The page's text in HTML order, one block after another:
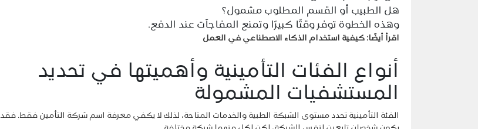
هل الطبيب أو القسم المطلوب مشمول؟
وهذه الخطوة توفر وقتًا كبيرًا وتمنع المفاجآت عند الدفع.
اقرأ أيضًا: كيفية استخدام الذكاء الاصطناعي في العمل
أنواع الفئات التأمينية وأهميتها في تحديد
المستشفيات المشمولة
الفئة التأمينية تحدد مستوى الشبكة الطبية والخدمات المتاحة، لذلك لا يكفي معرفة اسم شركة التأمين فقط. فقد